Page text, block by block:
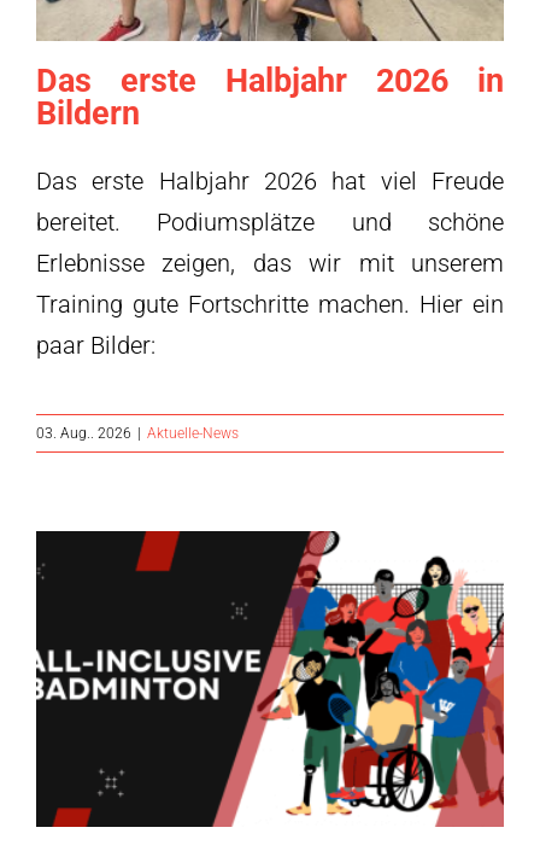
Das erste Halbjahr 2026 in
Bildern
Das erste Halbjahr 2026 hat viel Freude
bereitet. Podiumsplätze und schöne
Erlebnisse zeigen, das wir mit unserem
Training gute Fortschritte machen. Hier ein
paar Bilder:
03. Aug.. 2026 Aktuelle-News